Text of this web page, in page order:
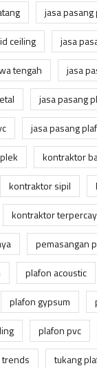
jasa
ceiling
jasa
tengah
jasa
jasa pasang
jasa pasang
kontraktor
kontraktor sipil
kontraktor
pemasangan
plafon acoustic
plafon gypsum
plafon pvc
trends tukang